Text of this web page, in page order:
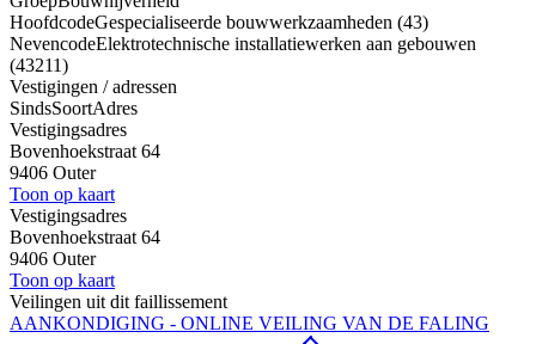
HoofdcodeGespecialiseerde bouwwerkzaamheden (43)
NevencodeElektrotechnische installatiewerken aan gebouwen
(43211)
Vestigingen / adressen
SindsSoortAdres
Vestigingsadres
Bovenhoekstraat 64
9406 Outer
Toon op kaart
Vestigingsadres
Bovenhoekstraat 64
9406 Outer
Toon op kaart
Veilingen uit dit faillissement
AANKONDIGING - ONLINE VEILING VAN DE FALING